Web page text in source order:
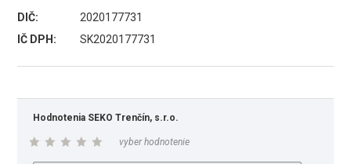
DIČ:
2020177731
IČ DPH:
SK2020177731
Hodnotenia SEKO Trenčín, s.r.o.
vyber hodnotenie